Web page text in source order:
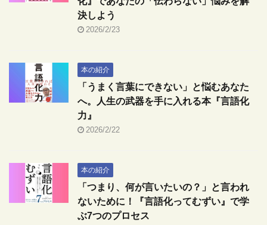
決しよう
2026/2/23
本の紹介
「うまく言葉にできない」と悩むあなた
へ。人生の武器を手に入れる本『言語化
力』
2026/2/22
本の紹介
「つまり、何が言いたいの？」と言われ
ないために！『言語化ってむずい』で学
ぶ7つのプロセス